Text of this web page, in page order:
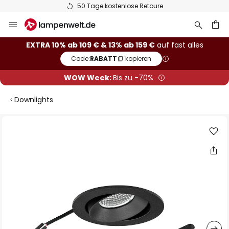
50 Tage kostenlose Retoure
Inhalt
springen
EXTRA 10% ab 109 € & 13% ab 159 €auf fast alles
Code:RABATT kopieren
WOW Week:Bis zu -70%
Downlights